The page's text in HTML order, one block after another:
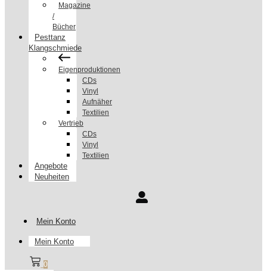
Magazine
/
Bücher
Pesttanz
Klangschmiede
Eigenproduktionen
CDs
Vinyl
Aufnäher
Textilien
Vertrieb
CDs
Vinyl
Textilien
Angebote
Neuheiten
Mein Konto
Mein Konto
0